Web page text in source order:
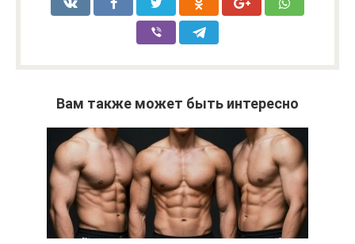
Вам также может быть интересно